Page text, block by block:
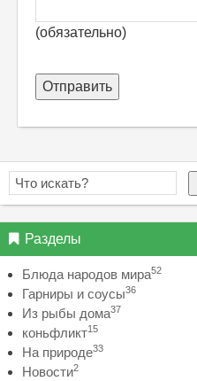
(обязательно)
Отправить
Разделы
Блюда народов мира52
Гарниры и соусы36
Из рыбы дома37
коньфликт15
На природе33
Новости2